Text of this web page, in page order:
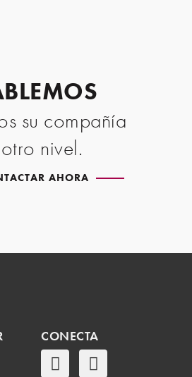
su compañía
nivel.
AHORA
CONECTA